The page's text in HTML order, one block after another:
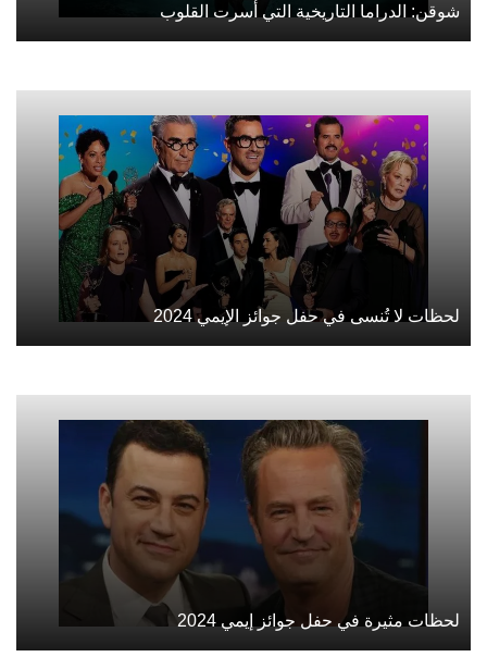
شوقن: الدراما التاريخية التي أسرت القلوب
لحظات لا تُنسى في حفل جوائز الإيمي 2024
لحظات مثيرة في حفل جوائز إيمي 2024